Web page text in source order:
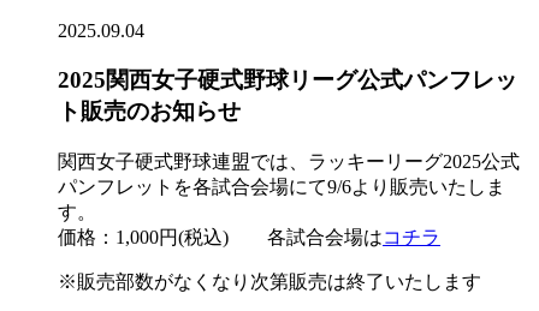
2025.09.04
2025関西女子硬式野球リーグ公式パンフレッ
ト販売のお知らせ
関西女子硬式野球連盟では、ラッキーリーグ2025公式
パンフレットを各試合会場にて9/6より販売いたしま
す。
価格：1,000円(税込) 各試合会場はコチラ
※販売部数がなくなり次第販売は終了いたします